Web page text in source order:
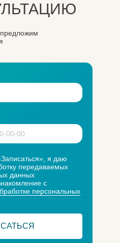
я даю
передаваемых
данных
с
персональных